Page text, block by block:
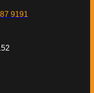
9191